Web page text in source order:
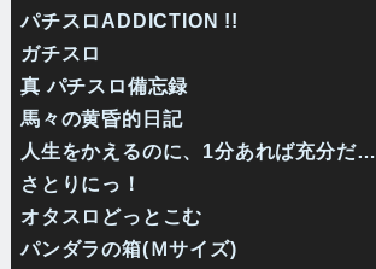
パチスロADDICTION !!
ガチスロ
真 パチスロ備忘録
馬々の黄昏的日記
人生をかえるのに、1分あれば充分だ…
さとりにっ！
オタスロどっとこむ
パンダラの箱(Ｍサイズ)